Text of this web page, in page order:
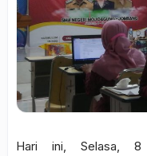
Hari ini, Selasa, 8